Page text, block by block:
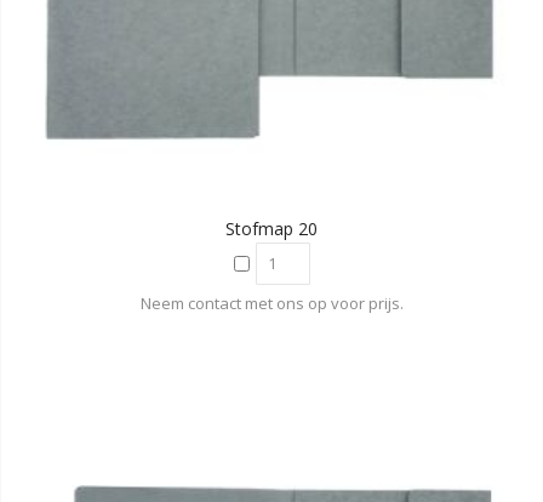
Stofmap 20
Neem contact met ons op voor prijs.